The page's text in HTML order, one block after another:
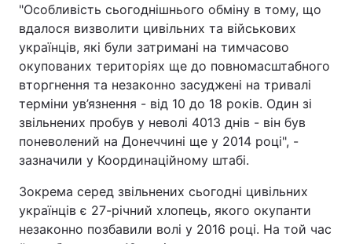
"Особливість сьогоднішнього обміну в тому, що
вдалося визволити цивільних та військових
українців, які були затримані на тимчасово
окупованих територіях ще до повномасштабного
вторгнення та незаконно засуджені на тривалі
терміни ув’язнення - від 10 до 18 років. Один зі
звільнених пробув у неволі 4013 днів - він був
поневолений на Донеччині ще у 2014 році", -
зазначили у Координаційному штабі.
Зокрема серед звільнених сьогодні цивільних
українців є 27-річний хлопець, якого окупанти
незаконно позбавили волі у 2016 році. На той час